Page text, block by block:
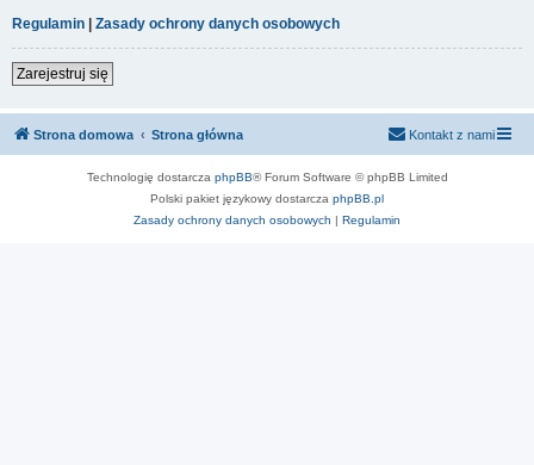
Regulamin | Zasady ochrony danych osobowych
Zarejestruj się
Strona domowa Strona główna Kontakt z nami
Technologię dostarcza phpBB® Forum Software © phpBB Limited
Polski pakiet językowy dostarcza phpBB.pl
Zasady ochrony danych osobowych | Regulamin